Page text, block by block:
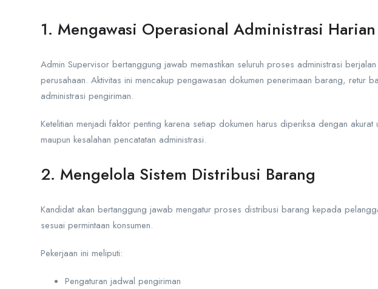
1. Mengawasi Operasional Administrasi Harian
Admin Supervisor bertanggung jawab memastikan seluruh proses administrasi
perusahaan. Aktivitas ini mencakup pengawasan dokumen penerimaan barang, retur
administrasi pengiriman.
Ketelitian menjadi faktor penting karena setiap dokumen harus diperiksa dengan akurat
maupun kesalahan pencatatan administrasi.
2. Mengelola Sistem Distribusi Barang
Kandidat akan bertanggung jawab mengatur proses distribusi barang kepada
sesuai permintaan konsumen.
Pekerjaan ini meliputi:
Pengaturan jadwal pengiriman